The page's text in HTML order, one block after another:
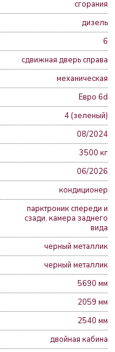
сгорания
дизель
6
сдвижная дверь справа
механическая
Евро 6d
4 (зеленый)
08/2024
3500 кг
06/2026
кондиционер
парктроник спереди и
сзади, камера заднего
вида
черный металлик
черный металлик
5690 мм
2059 мм
2540 мм
двойная кабина